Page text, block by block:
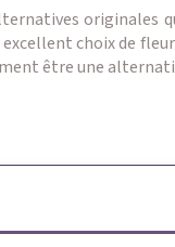
originales
choix de
être une